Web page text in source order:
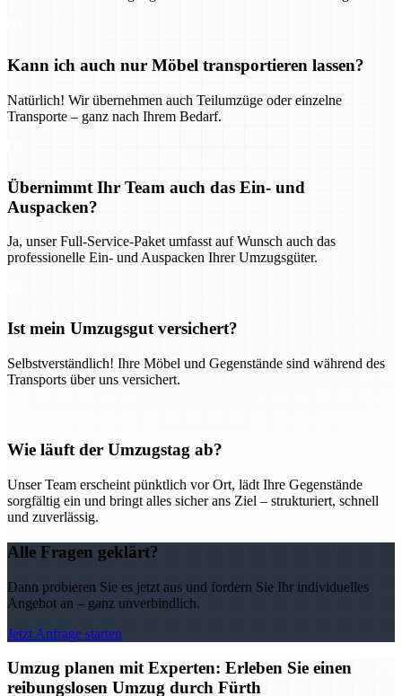
Kann ich auch nur Möbel transportieren lassen?
Natürlich! Wir übernehmen auch Teilumzüge oder einzelne
Transporte – ganz nach Ihrem Bedarf.
Übernimmt Ihr Team auch das Ein- und
Auspacken?
Ja, unser Full-Service-Paket umfasst auf Wunsch auch das
professionelle Ein- und Auspacken Ihrer Umzugsgüter.
Ist mein Umzugsgut versichert?
Selbstverständlich! Ihre Möbel und Gegenstände sind während des
Transports über uns versichert.
Wie läuft der Umzugstag ab?
Unser Team erscheint pünktlich vor Ort, lädt Ihre Gegenstände
sorgfältig ein und bringt alles sicher ans Ziel – strukturiert, schnell
und zuverlässig.
Alle Fragen geklärt?
Dann probieren Sie es jetzt aus und fordern Sie Ihr individuelles
Angebot an – ganz unverbindlich.
Jetzt Anfrage starten
Umzug planen mit Experten: Erleben Sie einen
reibungslosen Umzug durch Fürth